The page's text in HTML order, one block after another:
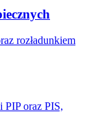
rozładunkiem
PIP oraz PIS,